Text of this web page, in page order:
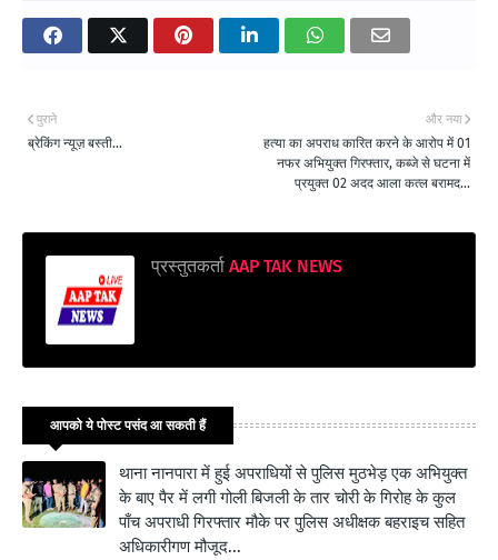
और नया
हत्या का अपराध कारित करने के आरोप में 01
नफर अभियुक्त गिरफ्तार, कब्जे से घटना में
प्रयुक्त 02 अदद आला कत्ल बरामद...
पुराने
ब्रेकिंग न्यूज़ बस्ती...
प्रस्तुतकर्ता AAP TAK NEWS
आपको ये पोस्ट पसंद आ सकती हैं
थाना नानपारा में हुई अपराधियों से पुलिस मुठभेड़ एक अभियुक्त
के बाए पैर में लगी गोली बिजली के तार चोरी के गिरोह के कुल
पाँच अपराधी गिरफ्तार मौके पर पुलिस अधीक्षक बहराइच सहित
अधिकारीगण मौजूद...